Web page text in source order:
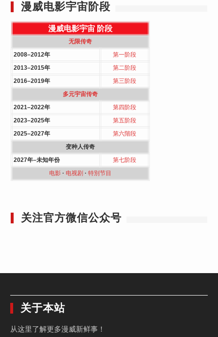
漫威电影宇宙阶段
漫威电影宇宙 阶段
无限传奇
2008–2012年
第一阶段
2013–2015年
第二阶段
2016–2019年
第三阶段
多元宇宙传奇
2021–2022年
第四阶段
2023–2025年
第五阶段
2025–2027年
第六階段
变种人传奇
2027年–未知年份
第七阶段
电影· 电视剧 · 特別节目
关注官方微信公众号
关于本站
从这里了解更多漫威新鲜事！